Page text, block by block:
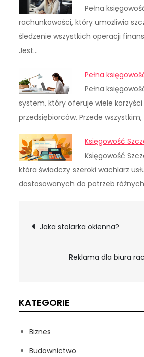
Pełna
rachunkowości, który umożliwia
śledzenie wszystkich operacji
Jest…
Pełna
Pełna
system, który oferuje wiele korzyści
przedsiębiorców. Przede
Księgowość
Księgowość
która świadczy szeroki wachlarz
dostosowanych do potrzeb
Nawigacja
wpisu
Jaka stolarka okienna?
Reklama dla biura
KATEGORIE
Biznes
Budownictwo